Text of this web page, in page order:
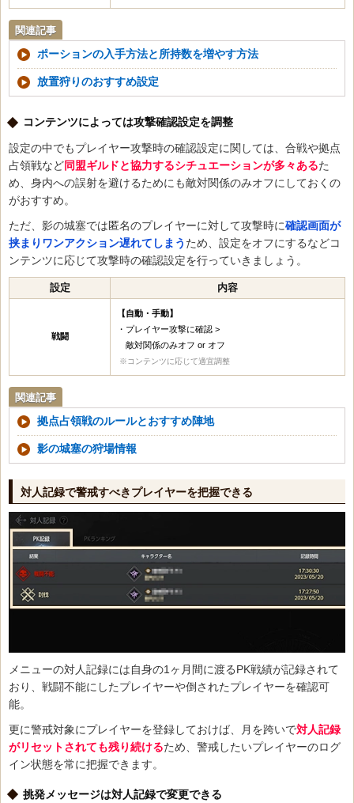
関連記事
ポーションの入手方法と所持数を増やす方法
放置狩りのおすすめ設定
コンテンツによっては攻撃確認設定を調整
設定の中でもプレイヤー攻撃時の確認設定に関しては、合戦や拠点
占領戦など同盟ギルドと協力するシチュエーションが多々あるた
め、身内への誤射を避けるためにも敵対関係のみオフにしておくの
がおすすめ。
ただ、影の城塞では匿名のプレイヤーに対して攻撃時に確認画面が
挟まりワンアクション遅れてしまう ため、設定をオフにするなどコ
ンテンツに応じて攻撃時の確認設定を行っていきましょう。
設定 内容
戦闘
【自動・手動】
・プレイヤー攻撃に確認 >
敵対関係のみオフ or オフ
※コンテンツに応じて適宜調整
関連記事
拠点占領戦のルールとおすすめ陣地
影の城塞の狩場情報
対人記録で警戒すべきプレイヤーを把握できる
メニューの対人記録には自身の1ヶ月間に渡るPK戦績が記録されて
おり、戦闘不能にしたプレイヤーや倒されたプレイヤーを確認可
能。
更に警戒対象にプレイヤーを登録しておけば、月を跨いで対人記録
がリセットされても残り続けるため、警戒したいプレイヤーのログ
イン状態を常に把握できます。
挑発メッセージは対人記録で変更できる